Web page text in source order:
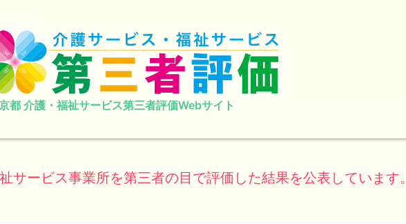
都 介護・福祉サービス第三者評価Webサイト
サービス事業所を第三者の目で評価した結果を公表しています。